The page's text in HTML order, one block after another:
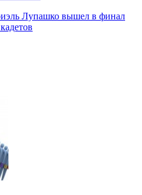
Лупашко вышел в финал